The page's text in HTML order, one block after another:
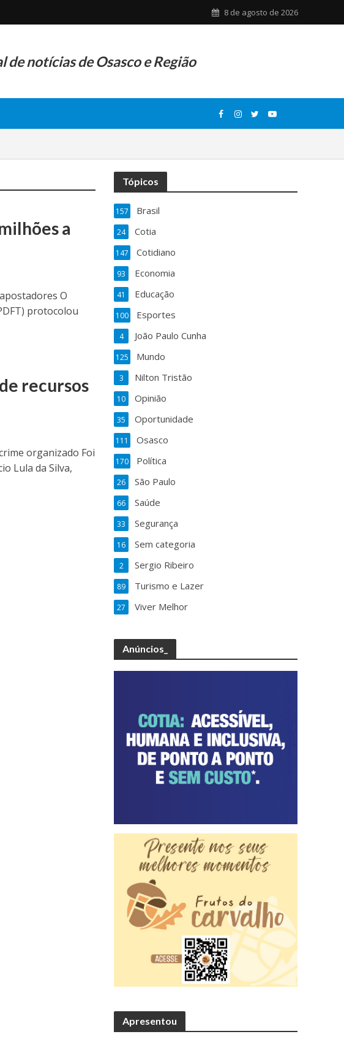
8 de agosto de 2026
de notícias de Osasco e Região
a
O
protocolou
recursos
organizado Foi
Lula da Silva,
Tópicos
Brasil
157
Cotia
24
Cotidiano
147
Economia
93
Educação
41
Esportes
100
João Paulo Cunha
4
Mundo
125
Nilton Tristão
3
Opinião
10
Oportunidade
35
Osasco
111
Política
170
São Paulo
26
Saúde
66
Segurança
33
Sem categoria
16
Sergio Ribeiro
2
Turismo e Lazer
89
Viver Melhor
27
Anúncios_
Apresentou